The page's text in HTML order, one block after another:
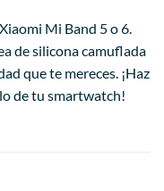
Mi Band 5 o 6.
de silicona camuflada
que te mereces. ¡Haz
de tu smartwatch!